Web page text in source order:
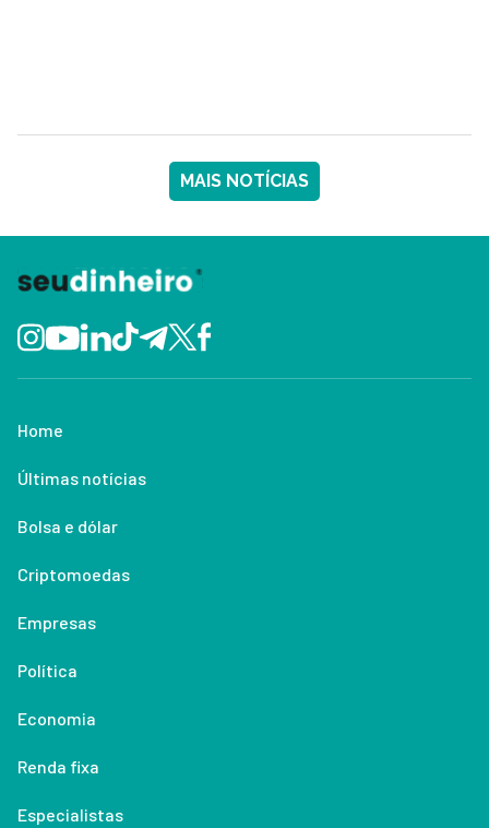
MAIS NOTÍCIAS
Home
Últimas notícias
Bolsa e dólar
Criptomoedas
Empresas
Política
Economia
Renda fixa
Especialistas